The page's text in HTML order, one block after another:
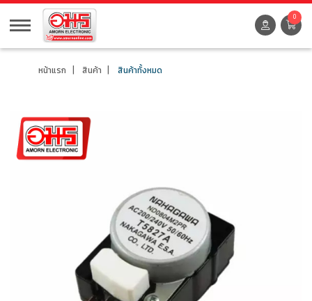
0
หน้าแรก สินค้า สินค้าทั้งหมด